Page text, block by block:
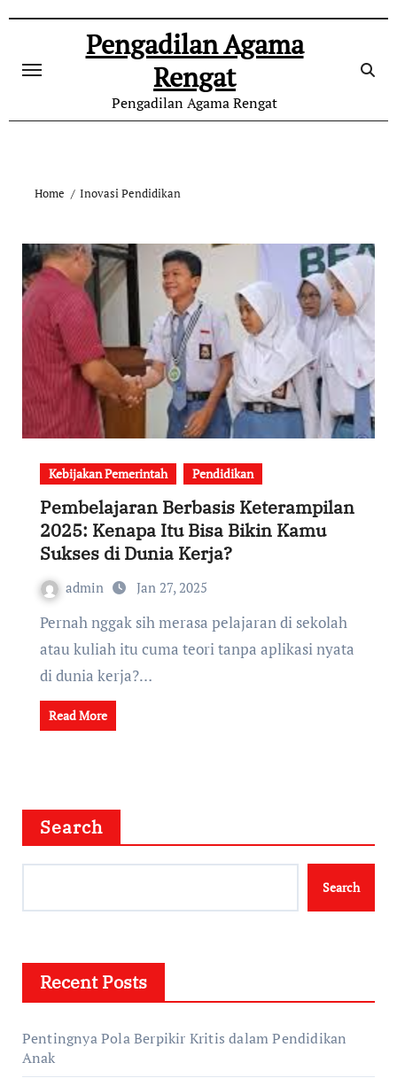
content
Pengadilan Agama
Rengat
Pengadilan Agama Rengat
Home Inovasi Pendidikan
Kebijakan Pemerintah Pendidikan
Pembelajaran Berbasis Keterampilan
2025: Kenapa Itu Bisa Bikin Kamu
Sukses di Dunia Kerja?
admin Jan 27, 2025
Pernah nggak sih merasa pelajaran di sekolah
atau kuliah itu cuma teori tanpa aplikasi nyata
di dunia kerja?…
Read More
Search
Search
Recent Posts
Pentingnya Pola Berpikir Kritis dalam Pendidikan
Anak